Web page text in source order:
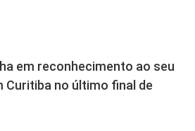
em reconhecimento ao seu
Curitiba no último final de